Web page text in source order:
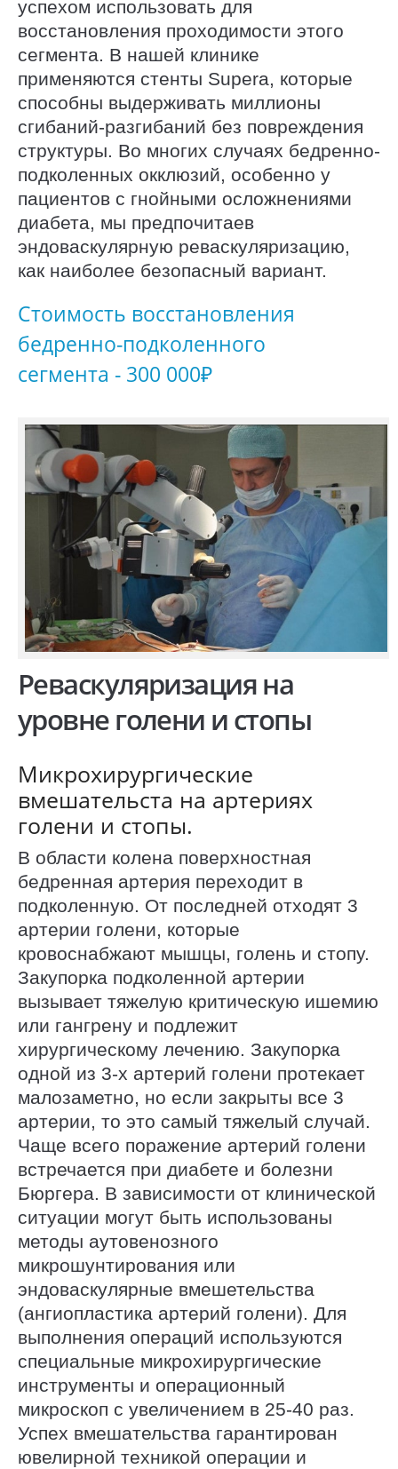
успехом использовать для
восстановления проходимости этого
сегмента. В нашей клинике
применяются стенты Supera, которые
способны выдерживать миллионы
сгибаний-разгибаний без повреждения
структуры. Во многих случаях бедренно-
подколенных окклюзий, особенно у
пациентов с гнойными осложнениями
диабета, мы предпочитаев
эндоваскулярную реваскуляризацию,
как наиболее безопасный вариант.
Стоимость восстановления
бедренно-подколенного
сегмента - 300 000₽
Реваскуляризация на
уровне голени и стопы
Микрохирургические
вмешательста на артериях
голени и стопы.
В области колена поверхностная
бедренная артерия переходит в
подколенную. От последней отходят 3
артерии голени, которые
кровоснабжают мышцы, голень и стопу.
Закупорка подколенной артерии
вызывает тяжелую критическую ишемию
или гангрену и подлежит
хирургическому лечению. Закупорка
одной из 3-х артерий голени протекает
малозаметно, но если закрыты все 3
артерии, то это самый тяжелый случай.
Чаще всего поражение артерий голени
встречается при диабете и болезни
Бюргера. В зависимости от клинической
ситуации могут быть использованы
методы аутовенозного
микрошунтирования или
эндоваскулярные вмешетельства
(ангиопластика артерий голени). Для
выполнения операций используются
специальные микрохирургические
инструменты и операционный
микроскоп с увеличением в 25-40 раз.
Успех вмешательства гарантирован
ювелирной техникой операции и